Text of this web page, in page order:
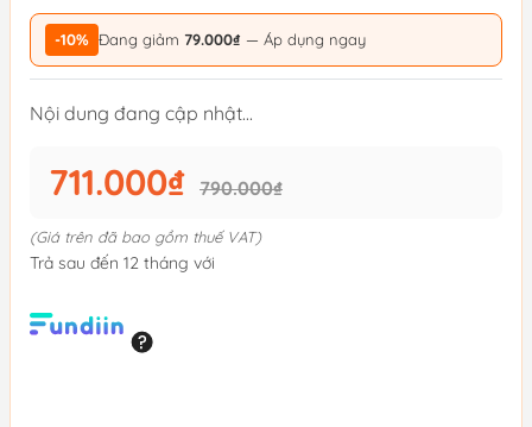
-10% Đang giảm 79.000₫ — Áp dụng ngay
Nội dung đang cập nhật...
711.000₫ 790.000₫
(Giá trên đã bao gồm thuế VAT)
Trả sau đến 12 tháng với